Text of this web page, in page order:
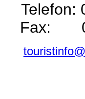
Telefon:
Fax: